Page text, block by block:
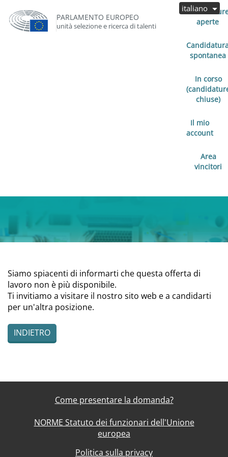
PARLAMENTO EUROPEO
unità selezione e ricerca di talenti
aperte
spontanea
In corso
chiuse)
Il mio
account
Area
vincitori
italiano
Siamo spiacenti di informarti che questa offerta di
lavoro non è più disponibile.
Ti invitiamo a visitare il nostro sito web e a candidarti
per un'altra posizione.
INDIETRO
Come presentare la domanda?
NORME Statuto dei funzionari dell'Unione
europea
Politica sulla privacy